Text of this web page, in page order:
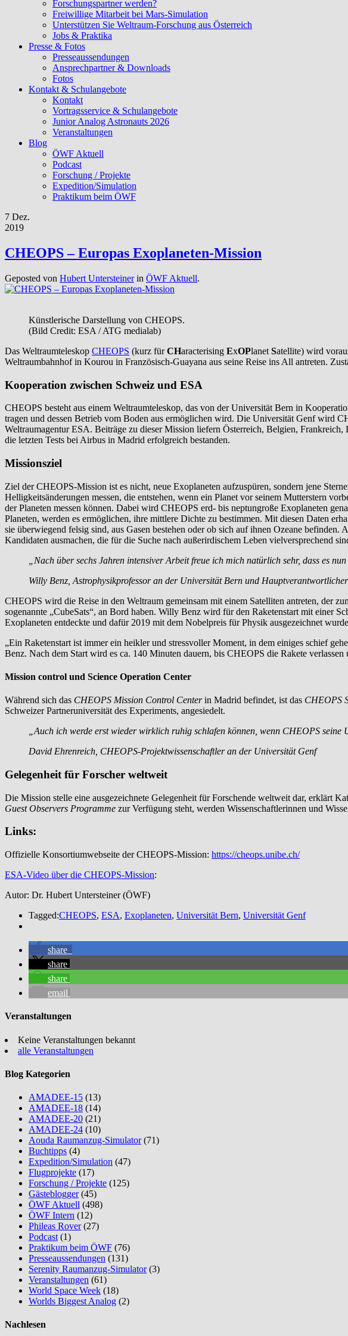
Forschungspartner werden?
Freiwillige Mitarbeit bei Mars-Simulation
Unterstützen Sie Weltraum-Forschung aus Österreich
Jobs & Praktika
Presse & Fotos
Presseaussendungen
Ansprechpartner & Downloads
Fotos
Kontakt & Schulangebote
Kontakt
Vortragsservice & Schulangebote
Junior Analog Astronauts 2026
Veranstaltungen
Blog
ÖWF Aktuell
Podcast
Forschung / Projekte
Expedition/Simulation
Praktikum beim ÖWF
7 Dez.
2019
CHEOPS – Europas Exoplaneten-Mission
Geposted von Hubert Untersteinerin ÖWF Aktuell.
Künstlerische Darstellung von CHEOPS.
(Bild Credit: ESA / ATG medialab)
Das Weltraumteleskop CHEOPS (kurz fürCHaracterising ExOPlanet Satellite) wird
Weltraumbahnhof in Kourou in Französisch-Guayana aus seine Reise ins All antreten.
Kooperation zwischen Schweiz und ESA
CHEOPS besteht aus einem Weltraumteleskop, das von der Universität Bern in
tragen und dessen Betrieb vom Boden aus ermöglichen wird. Die Universität Genf wird
Weltraumagentur ESA. Beiträge zu dieser Mission liefern Österreich, Belgien,
die letzten Tests bei Airbus in Madrid erfolgreich bestanden.
Missionsziel
Ziel der CHEOPS-Mission ist es nicht, neue Exoplaneten aufzuspüren, sondern jene
Helligkeitsänderungen messen, die entstehen, wenn ein Planet vor seinem Mutterstern
der Planeten messen können. Dabei wird CHEOPS erd- bis neptungroße Exoplaneten
Planeten, werden es ermöglichen, ihre mittlere Dichte zu bestimmen. Mit diesen Daten
sie überwiegend felsig sind, aus Gasen bestehen oder ob sich auf ihnen Ozeane
Kandidaten ausmachen, die für die Suche nach außerirdischem Leben vielversprechend
„Nach über sechs Jahren intensiver Arbeit freue ich mich natürlich sehr, dass es
Willy Benz, Astrophysikprofessor an der Universität Bern und
CHEOPS wird die Reise in den Weltraum gemeinsam mit einem Satelliten antreten, der
sogenannte „CubeSats“, an Bord haben. Willy Benz wird für den Raketenstart mit einer
Exoplaneten entdeckte und dafür 2019 mit dem Nobelpreis für Physik ausgezeichnet
„Ein Raketenstart ist immer ein heikler und stressvoller Moment, in dem einiges schief
Benz. Nach dem Start wird es ca. 140 Minuten dauern, bis CHEOPS die Rakete
Mission control und Science Operation Center
Während sich das CHEOPS Mission Control Centerin Madrid befindet, ist das CHEOPS
Schweizer Partneruniversität des Experiments, angesiedelt.
„Auch ich werde erst wieder wirklich ruhig schlafen können, wenn CHEOPS
David Ehrenreich, CHEOPS-Projektwissenschaftler an der Universität Genf
Gelegenheit für Forscher weltweit
Die Mission stelle eine ausgezeichnete Gelegenheit für Forschende weltweit dar, erklärt
Guest Observers Programme zur Verfügung steht, werden Wissenschaftlerinnen und
Links:
Offizielle Konsortiumwebseite der CHEOPS-Mission: https://cheops.unibe.ch/
ESA-Video über die CHEOPS-Mission:
Autor: Dr. Hubert Untersteiner (ÖWF)
Tagged:CHEOPS, ESA, Exoplaneten, Universität Bern, Universität Genf
share
share
share
email
Veranstaltungen
Keine Veranstaltungen bekannt
alle Veranstaltungen
Blog Kategorien
AMADEE-15 (13)
AMADEE-18 (14)
AMADEE-20 (21)
AMADEE-24 (10)
Aouda Raumanzug-Simulator(71)
Buchtipps (4)
Expedition/Simulation (47)
Flugprojekte (17)
Forschung / Projekte (125)
Gästeblogger(45)
ÖWF Aktuell (498)
ÖWF Intern (12)
Phileas Rover(27)
Podcast (1)
Praktikum beim ÖWF (76)
Presseaussendungen (131)
Serenity Raumanzug-Simulator(3)
Veranstaltungen (61)
World Space Week (18)
Worlds Biggest Analog (2)
Nachlesen